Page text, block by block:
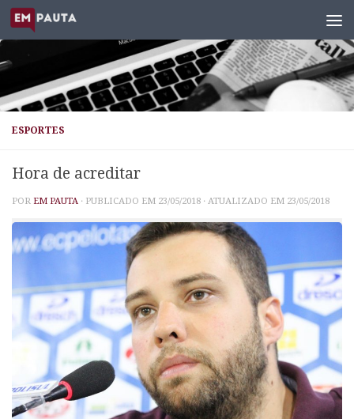
Skip to content
ESPORTES
Hora de acreditar
POR EM PAUTA · PUBLICADO EM 23/05/2018 · ATUALIZADO EM 23/05/2018